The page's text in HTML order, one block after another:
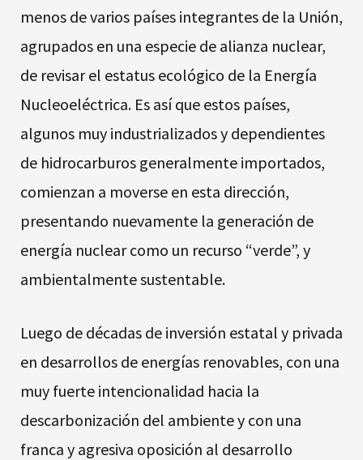
menos de varios países integrantes de la Unión,
agrupados en una especie de alianza nuclear,
de revisar el estatus ecológico de la Energía
Nucleoeléctrica. Es así que estos países,
algunos muy industrializados y dependientes
de hidrocarburos generalmente importados,
comienzan a moverse en esta dirección,
presentando nuevamente la generación de
energía nuclear como un recurso “verde”, y
ambientalmente sustentable.
Luego de décadas de inversión estatal y privada
en desarrollos de energías renovables, con una
muy fuerte intencionalidad hacia la
descarbonización del ambiente y con una
franca y agresiva oposición al desarrollo